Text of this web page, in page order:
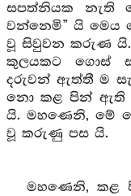
සපත්නියක නැති
වන්නෙමි” යි මෙය
වූ සිවුවන කරුණ යි.
කුලයකට ගොස්
දරුවන් ඇත්තී ම
නො කළ පින් ඇති
යි. මහණෙනි, මේ
වූ කරුණු පස යි.
මහණෙනි, කළ